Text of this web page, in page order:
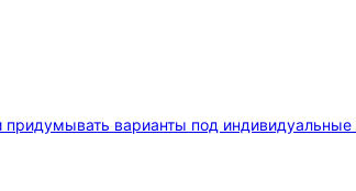
варианты под индивидуальные